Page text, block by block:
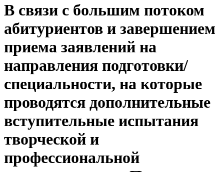
В связи с большим потоком
абитуриентов и завершением
приема заявлений на
направления подготовки/
специальности, на которые
проводятся дополнительные
вступительные испытания
творческой и
профессиональной